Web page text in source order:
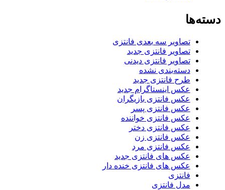
دسته‌ها
تصاویر سه بعدی فانتزی
تصاویر فانتزی جدید
تصاویر فانتزی دیدنی
دسته‌بندی نشده
طرح فانتزی جدید
عکس اینستاگرام جدید
عکس فانتزی بازیگران
عکس فانتزی پسر
عکس فانتزی خواننده
عکس فانتزی دختر
عکس فانتزی زن
عکس فانتزی مرد
عکس های فانتزی جدید
عکس های فانتزی خنده دار
فانتزی
مدل فانتزی